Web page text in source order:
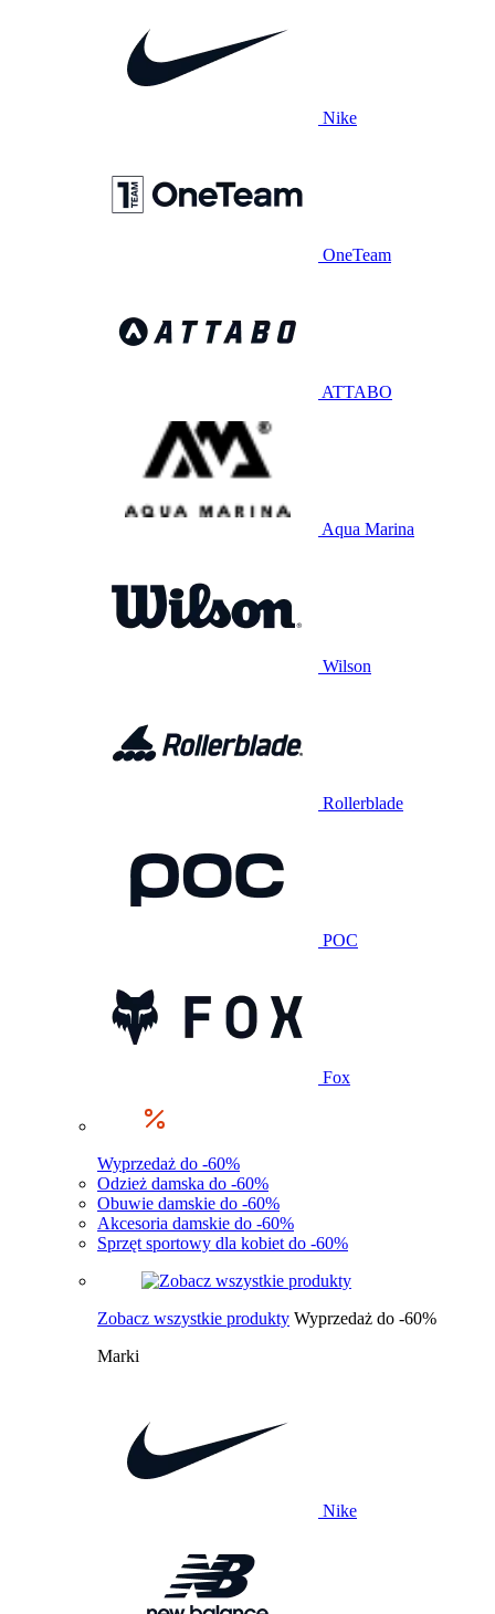
Nike
OneTeam
ATTABO
Aqua Marina
Wilson
Rollerblade
POC
Fox
Wyprzedaż do -60%
Odzież damska do -60%
Obuwie damskie do -60%
Akcesoria damskie do -60%
Sprzęt sportowy dla kobiet do -60%
Zobacz wszystkie produkty Wyprzedaż do -60%
Marki
Nike